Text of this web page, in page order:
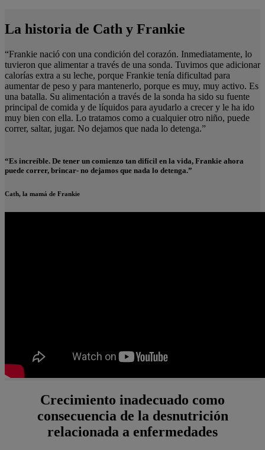
La historia de Cath y Frankie
“Frankie nació con una condición del corazón. Inmediatamente, lo
tuvieron que alimentar a través de una sonda. Tuvimos que adicionar
calorías extra a su leche, porque Frankie tenía dificultad para
aumentar de peso y para mantenerlo, porque es muy, muy activo. Es
una batalla. Su alimentación a través de la sonda ha sido su fuente
principal de comida y de líquidos para ayudarlo a crecer y le ha ido
muy bien con ella. Lo tratamos como a cualquier otro niño, puede
correr, saltar, jugar. No dejamos que nada lo detenga.”
“Es increíble. De tener un comienzo tan difícil en la vida, Frankie ahora
puede correr, brincar- no dejamos que nada lo detenga.”
Cath, la mamá de Frankie
Crecimiento inadecuado como
consecuencia de la desnutrición
relacionada a enfermedades